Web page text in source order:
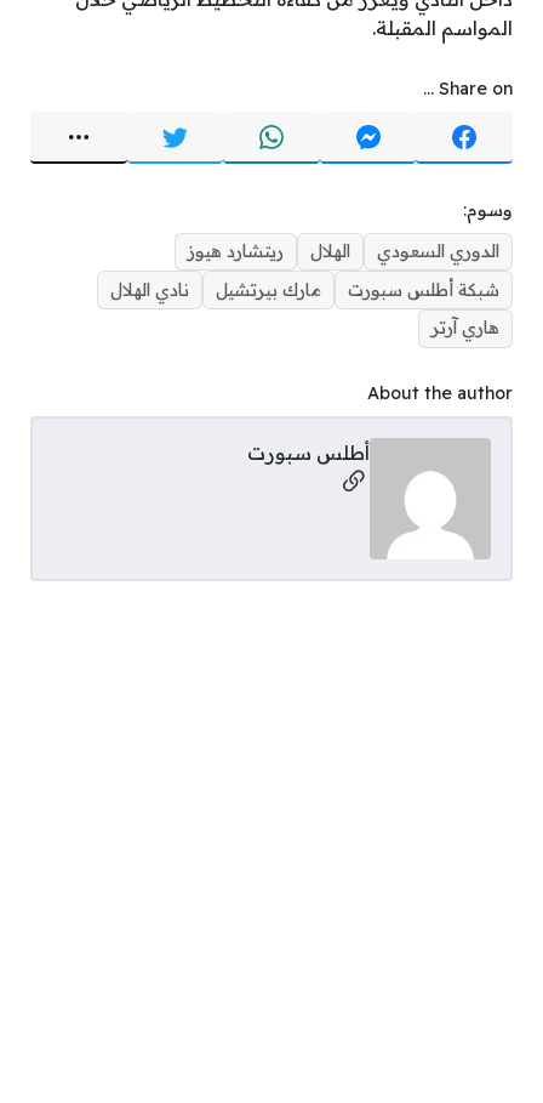
المواسم المقبلة.
Share on ...
وسوم:
الدوري السعودي
الهلال
ريتشارد هيوز
شبكة أطلس سبورت
مارك بيرتشيل
نادي الهلال
هاري آرتر
About the author
أطلس سبورت
Social Links